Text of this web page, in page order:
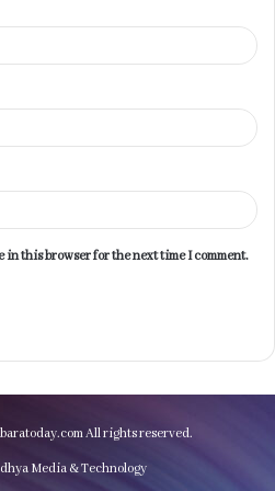
in this browser for the next time I comment.
All rights reserved.
Media & Technology